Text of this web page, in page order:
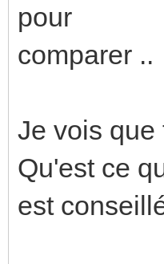
pour
comparer ..
Je vois que
Qu'est ce
est